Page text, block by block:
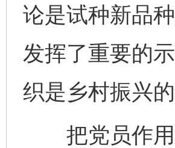
论是试种新品
发挥了重要的
织是乡村振兴
把党员作用